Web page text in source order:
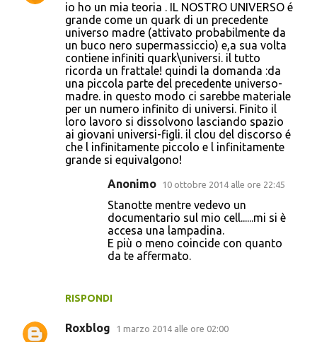
io ho un mia teoria . IL NOSTRO UNIVERSO é
grande come un quark di un precedente
universo madre (attivato probabilmente da
un buco nero supermassiccio) e,a sua volta
contiene infiniti quark\universi. il tutto
ricorda un frattale! quindi la domanda :da
una piccola parte del precedente universo-
madre. in questo modo ci sarebbe materiale
per un numero infinito di universi. Finito il
loro lavoro si dissolvono lasciando spazio
ai giovani universi-figli. il clou del discorso é
che l infinitamente piccolo e l infinitamente
grande si equivalgono!
RISPONDI
Anonimo 10 ottobre 2014 alle ore 22:45
Stanotte mentre vedevo un
documentario sul mio cell......mi si è
accesa una lampadina.
E più o meno coincide con quanto
da te affermato.
Roxblog 1 marzo 2014 alle ore 02:00